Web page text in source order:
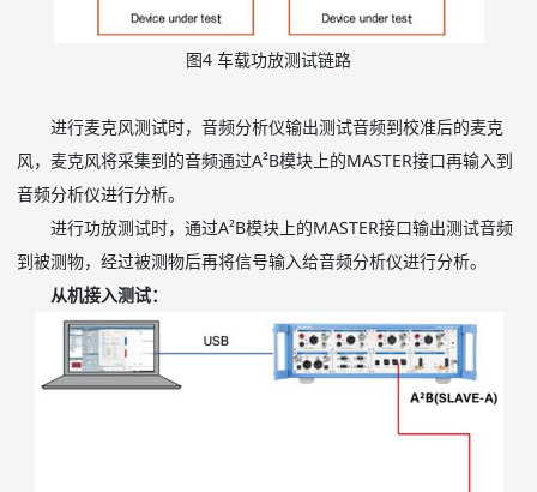
图4 车载功放测试链路
进行麦克风测试时，音频分析仪输出测试音频到校准后的麦克
风，麦克风将采集到的音频通过A²B模块上的MASTER接口再输入到
音频分析仪进行分析。
进行功放测试时，通过A²B模块上的MASTER接口输出测试音频
到被测物，经过被测物后再将信号输入给音频分析仪进行分析。
从机接入测试：